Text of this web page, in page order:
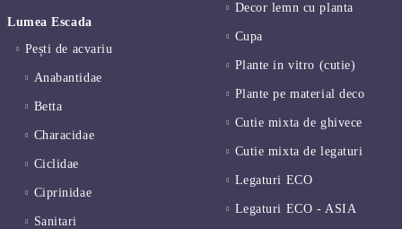
Lumea Escada
Pești de acvariu
Anabantidae
Betta
Characidae
Ciclidae
Ciprinidae
Sanitari
Decor lemn cu planta
Cupa
Plante in vitro (cutie)
Plante pe material deco
Cutie mixta de ghivece
Cutie mixta de legaturi
Legaturi ECO
Legaturi ECO - ASIA